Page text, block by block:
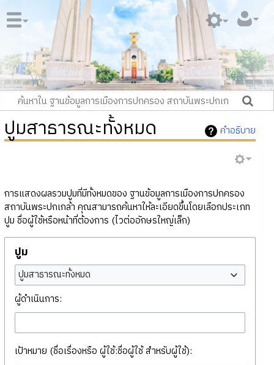
คำอธิบาย
ปูมสาธารณะทั้งหมด
การแสดงผลรวมปูมที่มีทั้งหมดของ ฐานข้อมูลการเมืองการปกครอง
สถาบันพระปกเกล้า คุณสามารถค้นหาให้ละเอียดขึ้นโดยเลือกประเภท
ปูม ชื่อผู้ใช้หรือหน้าที่ต้องการ (ไวต่ออักษรใหญ่เล็ก)
ปูม
ปูมสาธารณะทั้งหมด
ผู้ดำเนินการ:
เป้าหมาย (ชื่อเรื่องหรือ ผู้ใช้:ชื่อผู้ใช้ สำหรับผู้ใช้):